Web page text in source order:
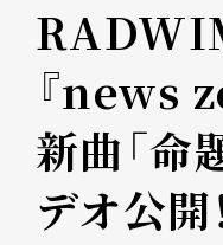
『news
新曲「命
デオ公開